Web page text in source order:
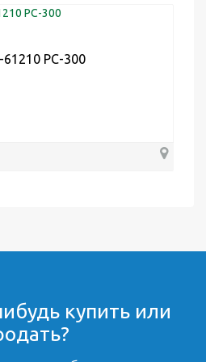
PC-300
купить или